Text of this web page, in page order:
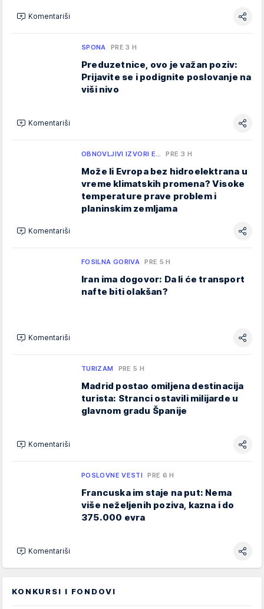
Komentariši
SPONA PRE 3 H
Preduzetnice, ovo je važan poziv:
Prijavite se i podignite poslovanje na
viši nivo
Komentariši
OBNOVLJIVI IZVORI E… PRE 3 H
Može li Evropa bez hidroelektrana u
vreme klimatskih promena? Visoke
temperature prave problem i
planinskim zemljama
Komentariši
FOSILNA GORIVA PRE 5 H
Iran ima dogovor: Da li će transport
nafte biti olakšan?
Komentariši
TURIZAM PRE 5 H
Madrid postao omiljena destinacija
turista: Stranci ostavili milijarde u
glavnom gradu Španije
Komentariši
POSLOVNE VESTI PRE 6 H
Francuska im staje na put: Nema
više neželjenih poziva, kazna i do
375.000 evra
Komentariši
KONKURSI I FONDOVI